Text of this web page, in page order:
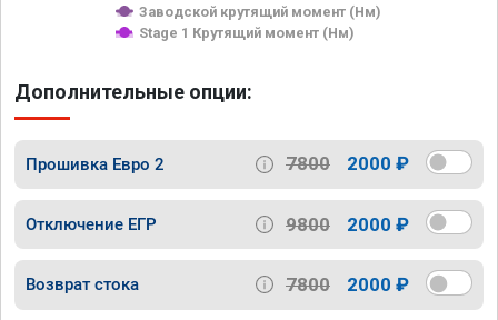
Заводской крутящий момент (Нм)
Stage 1 Крутящий момент (Нм)
Дополнительные опции:
Прошивка Евро 2 7800 2000 ₽
Отключение ЕГР 9800 2000 ₽
Возврат стока 7800 2000 ₽